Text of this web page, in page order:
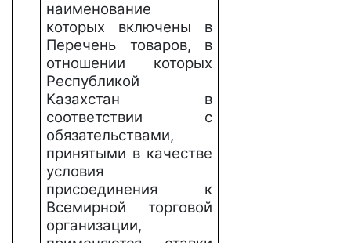
наименование
которых включены в
Перечень товаров, в
отношении которых
Республикой
Казахстан в
соответствии с
обязательствами,
принятыми в качестве
условия
присоединения к
Всемирной торговой
организации,